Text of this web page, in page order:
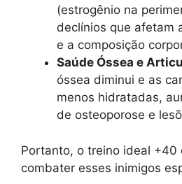
(estrogênio na
declínios que afetam
e a composição
Saúde Óssea e
óssea diminui e as
menos hidratadas,
de osteoporose e
Portanto, o treino ideal +40
combater esses inimigos